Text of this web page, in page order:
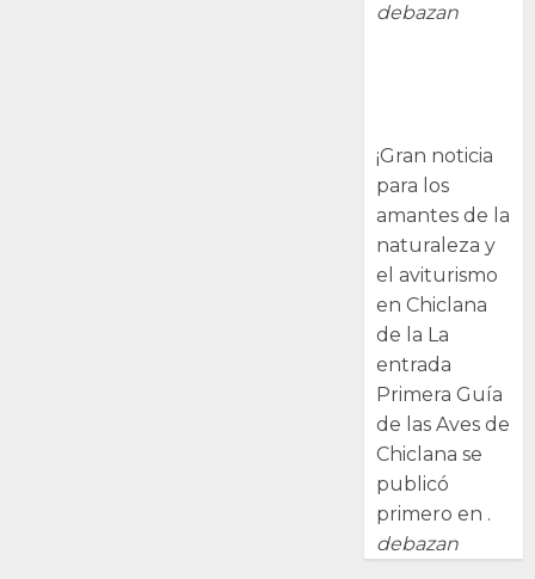
debazan
¡Gran noticia
para los
amantes de la
naturaleza y
el aviturismo
en Chiclana
de la La
entrada
Primera Guía
de las Aves de
Chiclana se
publicó
primero en .
debazan